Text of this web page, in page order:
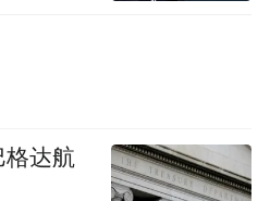
开启沉浸式“穿越”体
格达航